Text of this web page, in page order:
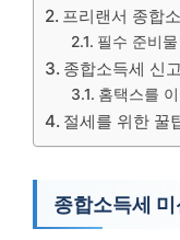
프리랜서 종합
필수 준비
종합소득세 신
홈택스를
절세를 위한 꿀
종합소득세